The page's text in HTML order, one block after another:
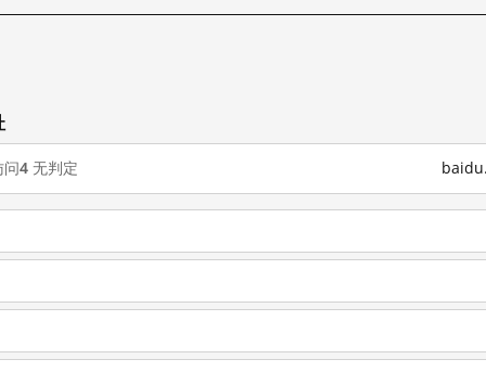
问4 无判定